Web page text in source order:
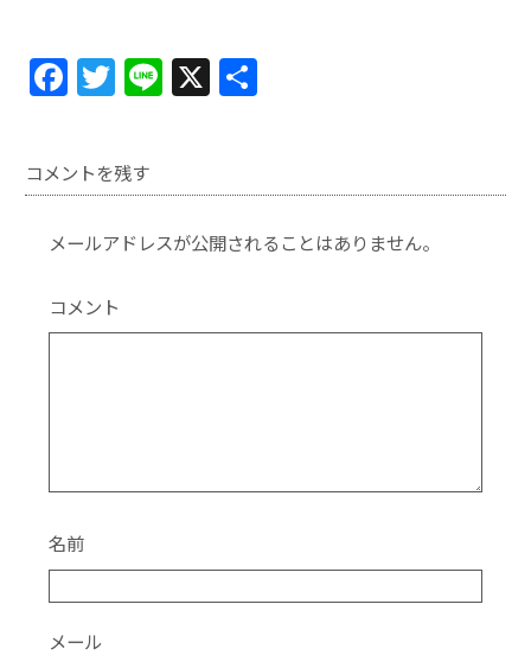
F
c
e
b
o
o
k
T
itt
er
Li X
コメントを残す
メールアドレスが公開されることはありません。
コメント
名前
メール